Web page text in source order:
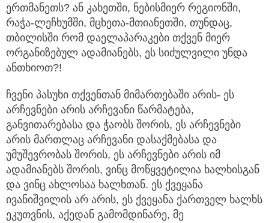
ერთმანეთს? ან კახეთში, ნებისმიერ რეგიონში,
რაჭა-ლეჩხუმში, მცხეთა-მთიანეთში, თუნდაც,
თბილისში რომ დაელაპარაკები თქვენ მიერ
ორგანიზებულ ადამიანებს, ეს სიძულვილი უნდა
ანთხიოთ?!
ჩვენი პასუხი თქვენთან მიმართებაში არის- ეს
არჩევნები არის არჩევანი წარმატება,
განვითარებასა და ჭაობს შორის, ეს არჩევნები
არის მართლაც არჩევანი დასაქმებასა და
უმუშევრობას შორის, ეს არჩევნები არის იმ
ადამიანებს შორის, ვინც მოწყვეტილია ხალხისგან
და ვინც ახლოსაა ხალხთან. ეს ქვეყანა
ივანიშვილის არ არის, ეს ქვეყანა ქართველ ხალხს
ეკუთვნის, აქედან გამომდინარე, მე